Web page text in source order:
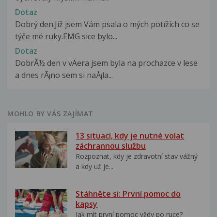
Dotaz
Dobrý den.Jíž jsem Vám psala o mých potížích co se
týče mé ruky.EMG sice bylo...
Dotaz
DobrÃ½ den v vÄera jsem byla na prochazce v lese
a dnes rÃ¡no sem si naÅ¡la...
MOHLO BY VÁS ZAJÍMAT
13 situací, kdy je nutné volat
záchrannou službu
Rozpoznat, kdy je zdravotní stav vážný
a kdy už je...
Stáhněte si: První pomoc do
kapsy
Jak mít první pomoc vždy po ruce?